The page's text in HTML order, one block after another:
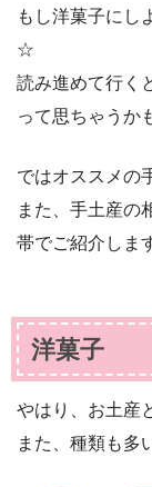
もし洋菓子にし
☆
読み進めて行く
って思ちゃうか
ではオススメの
また、手土産の
帯でご紹介しま
洋菓子
やはり、お土産
また、種類も多